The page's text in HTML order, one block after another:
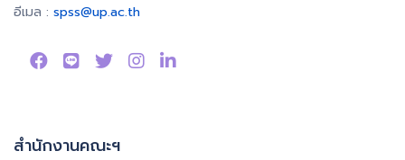
อีเมล : spss@up.ac.th
สำนักงานคณะฯ